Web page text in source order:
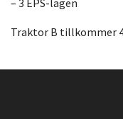
– 3 EPS-lägen
Traktor B tillkommer